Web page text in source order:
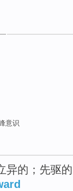
意识
异的；先驱的